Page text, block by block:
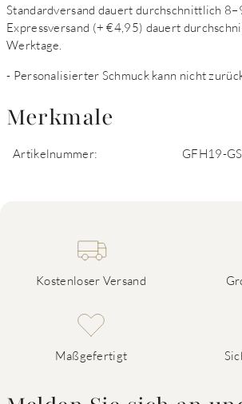
Standardversand dauert durchschnittlich
Expressversand (+ €4,95) dauert
Werktage.
- Personalisierter Schmuck kann nicht
Merkmale
Artikelnummer: GFH19-GS
Kostenloser Versand
Maßgefertigt